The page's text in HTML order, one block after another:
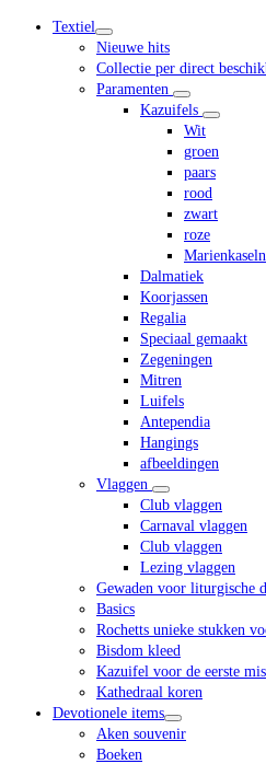
menu
Textiel
Nieuwe hits
Collectie per direct
Paramenten
Kazuifels
Wit
groen
paars
rood
zwart
roze
Marienkaseln
Dalmatiek
Koorjassen
Regalia
Speciaal gemaakt
Zegeningen
Mitren
Luifels
Antependia
Hangings
afbeeldingen
Vlaggen
Club vlaggen
Carnaval vlaggen
Club vlaggen
Lezing vlaggen
Gewaden voor liturgische
Basics
Rochetts unieke stukken
Bisdom kleed
Kazuifel voor de eerste mis
Kathedraal koren
Devotionele items
Aken souvenir
Boeken